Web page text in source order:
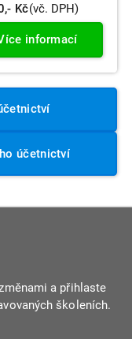
Kč(vč. DPH)
informací
účetnictví
a přihlaste
školeních.